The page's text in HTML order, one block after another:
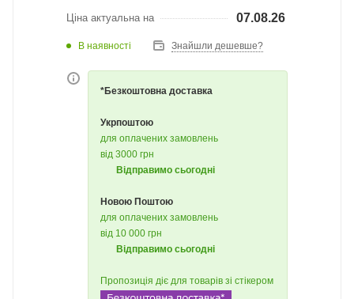
Ціна актуальна на 07.08.26
В наявності Знайшли дешевше?
*Безкоштовна доставка
Укрпоштою
для оплачених замовлень
від 3000 грн
Відправимо сьогодні
Новою Поштою
для оплачених замовлень
від 10 000 грн
Відправимо сьогодні
Пропозиція діє для товарів зі стікером